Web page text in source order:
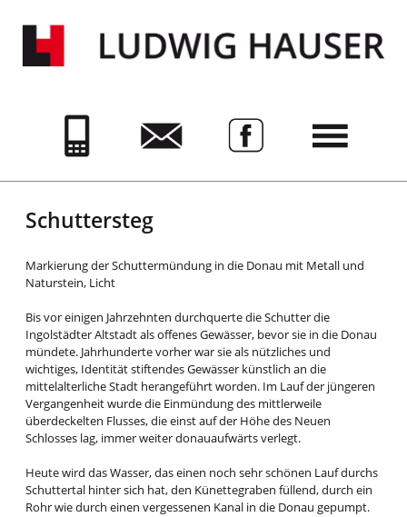
Schuttersteg
Markierung der Schuttermündung in die Donau mit Metall und
Naturstein, Licht
Bis vor einigen Jahrzehnten durchquerte die Schutter die
Ingolstädter Altstadt als offenes Gewässer, bevor sie in die Donau
mündete. Jahrhunderte vorher war sie als nützliches und
wichtiges, Identität stiftendes Gewässer künstlich an die
mittelalterliche Stadt herangeführt worden. Im Lauf der jüngeren
Vergangenheit wurde die Einmündung des mittlerweile
überdeckelten Flusses, die einst auf der Höhe des Neuen
Schlosses lag, immer weiter donauaufwärts verlegt.
Heute wird das Wasser, das einen noch sehr schönen Lauf durchs
Schuttertal hinter sich hat, den Künettegraben füllend, durch ein
Rohr wie durch einen vergessenen Kanal in die Donau gepumpt.